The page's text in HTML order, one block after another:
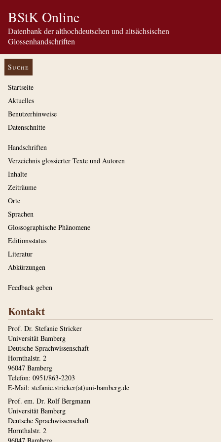
BStK Online
Datenbank der althochdeutschen und altsächsischen
Glossenhandschriften
Suche
Startseite
Aktuelles
Benutzerhinweise
Datenschnitte
Handschriften
Verzeichnis glossierter Texte und Autoren
Inhalte
Zeiträume
Orte
Sprachen
Glossographische Phänomene
Editionsstatus
Literatur
Abkürzungen
Feedback geben
Kontakt
Prof. Dr. Stefanie Stricker
Universität Bamberg
Deutsche Sprachwissenschaft
Hornthalstr. 2
96047 Bamberg
Telefon: 0951/863-2203
E-Mail: stefanie.stricker(at)uni-bamberg.de
Prof. em. Dr. Rolf Bergmann
Universität Bamberg
Deutsche Sprachwissenschaft
Hornthalstr. 2